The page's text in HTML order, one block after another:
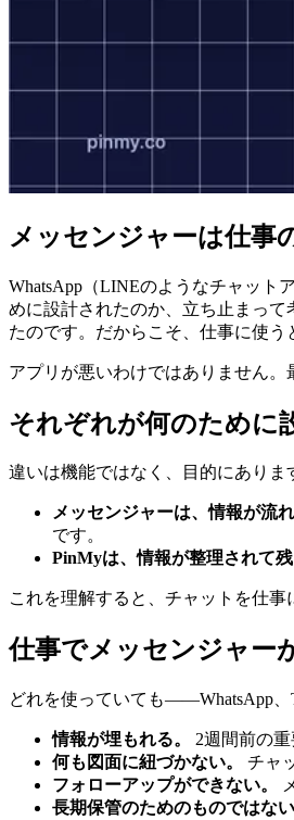
メッセンジャーは仕事
WhatsApp（LINEのようなチャット
めに設計されたのか、立ち止まっ
たのです。だからこそ、仕事に使う
アプリが悪いわけではありません
それぞれが何のために
違いは機能ではなく、目的にありま
メッセンジャーは、情報が流
です。
PinMyは、情報が整理されて
これを理解すると、チャットを仕
仕事でメッセンジャー
どれを使っていても――WhatsApp、
情報が埋もれる。
2週間前の
何も図面に紐づかない。
チャ
フォローアップができない。
長期保管のためのものではない